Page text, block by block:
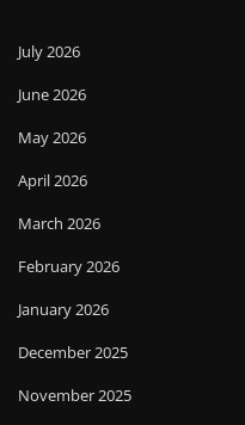
July 2026
June 2026
May 2026
April 2026
March 2026
February 2026
January 2026
December 2025
November 2025